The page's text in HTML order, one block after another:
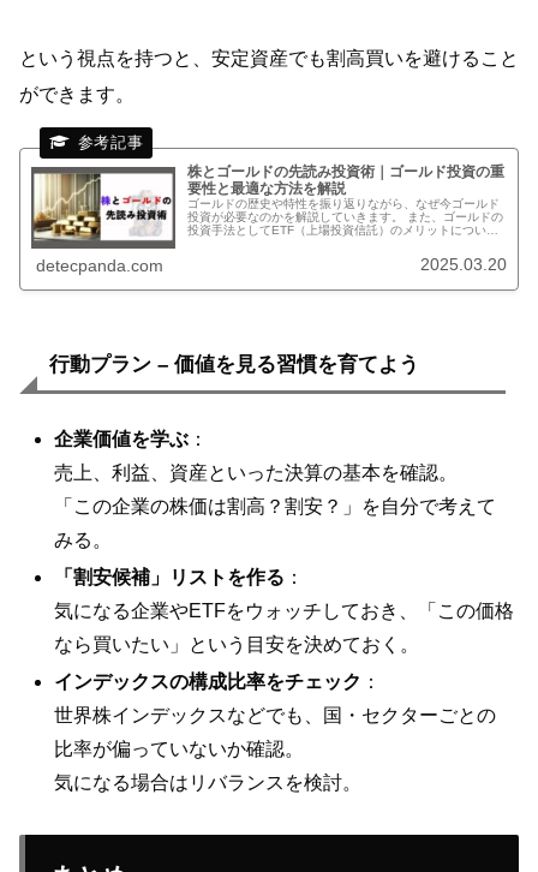
という視点を持つと、安定資産でも割高買いを避けること
ができます。
株とゴールドの先読み投資術｜ゴールド投資の重
要性と最適な方法を解説
ゴールドの歴史や特性を振り返りながら、なぜ今ゴールド
投資が必要なのかを解説していきます。 また、ゴールドの
投資手法としてETF（上場投資信託）のメリットについて
基本や現状を理解し、今後の資産運用のヒントを得られる
detecpanda.com 2025.03.20
行動プラン – 価値を見る習慣を育てよう
企業価値を学ぶ ：
売上、利益、資産といった決算の基本を確認。
「この企業の株価は割高？割安？」を自分で考えて
みる。
「割安候補」リストを作る ：
気になる企業やETFをウォッチしておき、「この価格
なら買いたい」という目安を決めておく。
インデックスの構成比率をチェック ：
世界株インデックスなどでも、国・セクターごとの
比率が偏っていないか確認。
気になる場合はリバランスを検討。